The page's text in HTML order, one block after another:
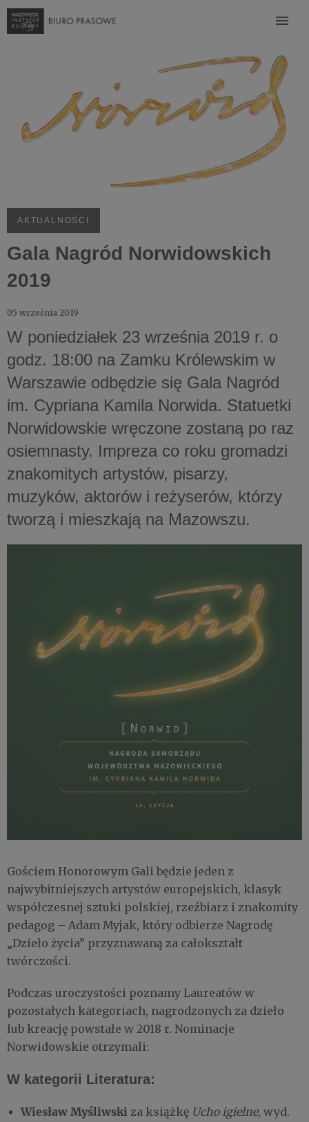
AKTUALNOŚCI
Gala Nagród Norwidowskich
2019
05 września 2019
W poniedziałek 23 września 2019 r. o
godz. 18:00 na Zamku Królewskim w
Warszawie odbędzie się Gala Nagród
im. Cypriana Kamila Norwida. Statuetki
Norwidowskie wręczone zostaną po raz
osiemnasty. Impreza co roku gromadzi
znakomitych artystów, pisarzy,
muzyków, aktorów i reżyserów, którzy
tworzą i mieszkają na Mazowszu.
Gościem Honorowym Gali będzie jeden z
najwybitniejszych artystów europejskich, klasyk
współczesnej sztuki polskiej, rzeźbiarz i znakomity
pedagog – Adam Myjak, który odbierze Nagrodę
„Dzieło życia” przyznawaną za całokształt
twórczości.
Podczas uroczystości poznamy Laureatów w
pozostałych kategoriach, nagrodzonych za dzieło
lub kreację powstałe w 2018 r. Nominacje
Norwidowskie otrzymali:
W kategorii Literatura:
Wiesław Myśliwski za książkę Ucho igielne, wyd.